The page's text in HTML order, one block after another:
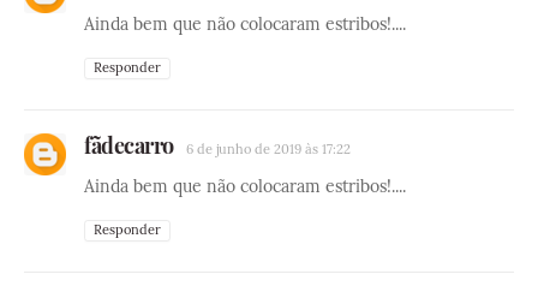
Ainda bem que não colocaram estribos!....
Responder
fãdecarro 6 de junho de 2019 às 17:22
Ainda bem que não colocaram estribos!....
Responder